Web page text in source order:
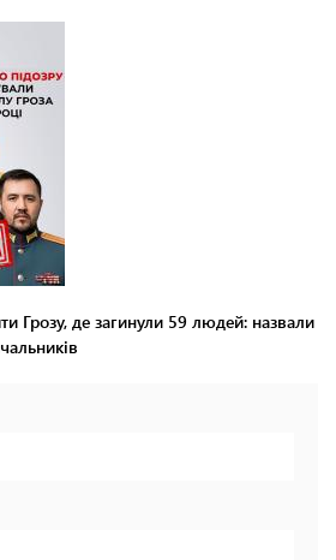
Грозу, де загинули 59 людей: назвали